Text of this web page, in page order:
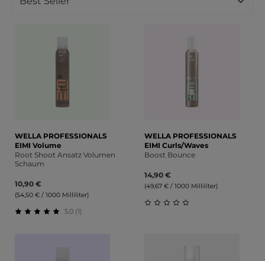
WELLA PROFESSIONALS
EIMI Volume
Root Shoot Ansatz Volumen
Schaum
10,90 €
(54,50 € / 1000 Milliliter)
5.0 (1)
WELLA PROFESSIONALS
EIMI Curls/Waves
Boost Bounce
14,90 €
(49,67 € / 1000 Milliliter)